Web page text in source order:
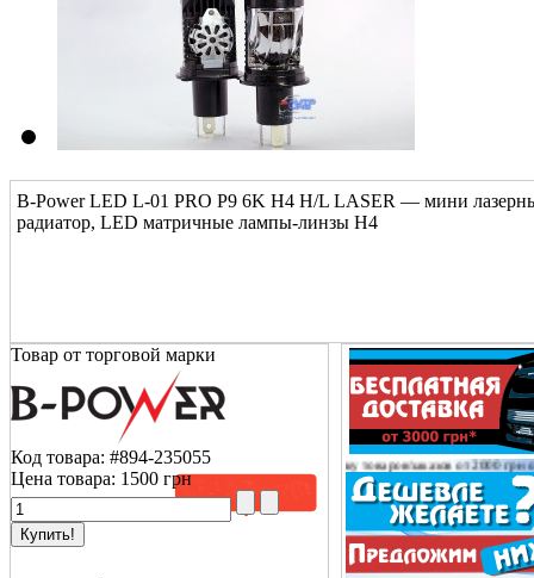
B-Power LED L-01 PRO P9 6K H4 H/L LASER — мини
радиатор, LED матричные лампы-линзы H4
Товар от торговой марки
Код товара: #894-235055
Цена товара: 1500 грн
Вам о том, что доставку товаров/заказов от 2000 грн оплачиваемтолько на склад